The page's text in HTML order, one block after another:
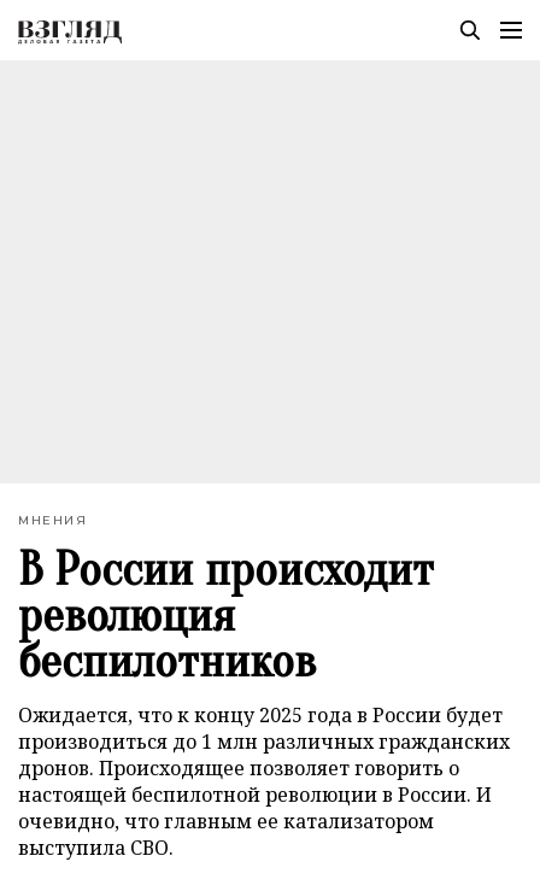
МНЕНИЯ
В России происходит
революция
беспилотников
Ожидается, что к концу 2025 года в России будет
производиться до 1 млн различных гражданских
дронов. Происходящее позволяет говорить о
настоящей беспилотной революции в России. И
очевидно, что главным ее катализатором
выступила СВО.